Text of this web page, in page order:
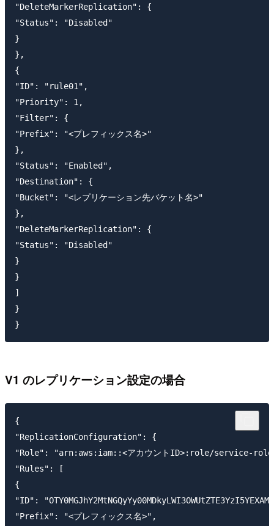
"DeleteMarkerReplication": {
"Status": "Disabled"
}
},
{
"ID": "rule01",
"Priority": 1,
"Filter": {
"Prefix": "<プレフィックス名>"
},
"Status": "Enabled",
"Destination": {
"Bucket": "<レプリケーション先バケット名>"
},
"DeleteMarkerReplication": {
"Status": "Disabled"
}
}
]
}
V1 のレプリケーション設定の場合
{
"ReplicationConfiguration": {
"Role": "arn:aws:iam::<アカウントID>:role/service-
"Rules": [
{
"ID":
"Prefix": "<プレフィックス名>",